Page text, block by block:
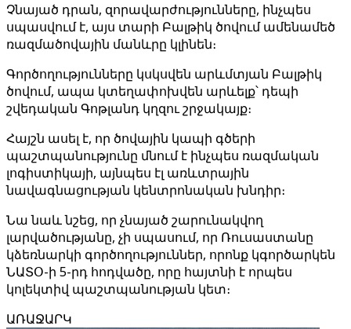
Չնայած դրան, զորավարժությունները, ինչպես
սպասվում է, այս տարի Բալթիկ ծովում ամենամեծ
ռազմածովային մանևրը կլինեն։
Գործողությունները կսկսվեն արևմտյան Բալթիկ
ծովում, ապա կտեղափոխվեն արևելք՝ դեպի
շվեդական Գոթլանդ կղզու շրջակայք։
Հայշն ասել է, որ ծովային կապի գծերի
պաշտպանությունը մնում է ինչպես ռազմական
լոգիստիկայի, այնպես էլ առևտրային
նավագնացության կենտրոնական խնդիր։
Նա նաև նշեց, որ չնայած շարունակվող
լարվածությանը, չի սպասում, որ Ռուսաստանը
կձեռնարկի գործողություններ, որոնք կգործարկեն
ՆԱՏՕ-ի 5-րդ հոդվածը, որը հայտնի է որպես
կոլեկտիվ պաշտպանության կետ։
ԱՌԱՋԱՐԿ